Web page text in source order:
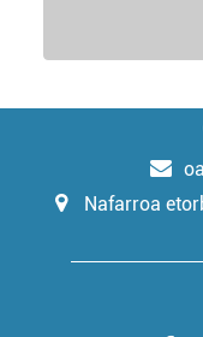
Nafarroa